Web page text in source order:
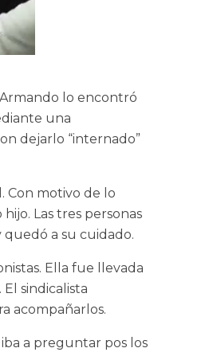
lo encontró
una
dejarlo “internado”
Con motivo de lo
Las tres personas
a su cuidado.
Ella fue llevada
sindicalista
acompañarlos.
a preguntar pos los